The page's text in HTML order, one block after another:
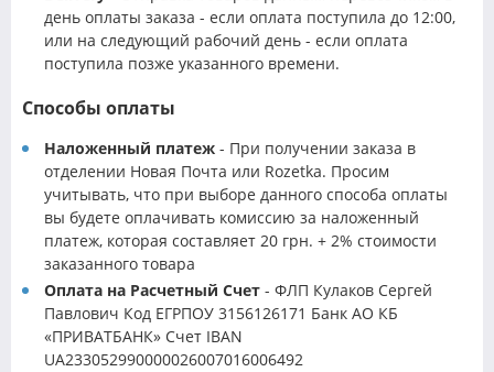
день оплаты заказа - если оплата поступила до 12:00,
или на следующий рабочий день - если оплата
поступила позже указанного времени.
Способы оплаты
Наложенный платеж - При получении заказа в
отделении Новая Почта или Rozetka. Просим
учитывать, что при выборе данного способа оплаты
вы будете оплачивать комиссию за наложенный
платеж, которая составляет 20 грн. + 2% стоимости
заказанного товара
Оплата на Расчетный Счет - ФЛП Кулаков Сергей
Павлович Код ЕГРПОУ 3156126171 Банк АО КБ
«ПРИВАТБАНК» Счет IBAN
UA233052990000026007016006492